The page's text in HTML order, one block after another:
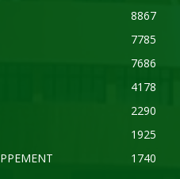
8867
7785
7686
4178
2290
1925
1740